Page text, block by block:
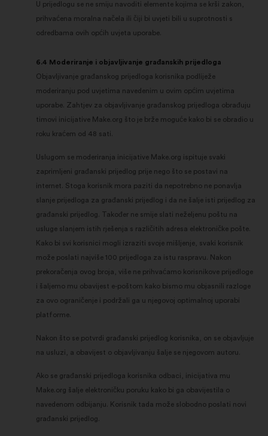
U prijedlogu se ne smiju navoditi elemente kojima se krši zakon,
prihvaćena moralna načela ili čiji bi uvjeti bili u suprotnosti s
odredbama ovih općih uvjeta uporabe.
6.4 Moderiranje i objavljivanje građanskih prijedloga
Objavljivanje građanskog prijedloga korisnika podliježe
moderiranju pod uvjetima navedenim u ovim općim uvjetima
uporabe. Zahtjev za objavljivanje građanskog prijedloga obrađuju
timovi inicijative Make.org što je brže moguće kako bi se obradio u
roku kraćem od 48 sati.
Uslugom se moderiranja inicijative Make.org ispituje svaki
zaprimljeni građanski prijedlog prije nego što se postavi na
internet. Stoga korisnik mora paziti da nepotrebno ne ponavlja
slanje prijedloga za građanski prijedlog i da ne šalje isti prijedlog za
građanski prijedlog. Također ne smije slati neželjenu poštu na
usluge slanjem istih rješenja s različitih adresa elektroničke pošte.
Kako bi svi korisnici mogli izraziti svoje mišljenje, svaki korisnik
može poslati najviše 100 prijedloga za istu raspravu. Nakon
prekoračenja ovog broja, više ne prihvaćamo korisnikove prijedloge
i šaljemo mu obavijest e-poštom kako bismo mu objasnili razloge
za ovo ograničenje i podržali ga u njegovoj optimalnoj uporabi
platforme.
Nakon što se potvrdi građanski prijedlog korisnika, on se objavljuje
na usluzi, a obavijest o objavljivanju šalje se njegovom autoru.
Ako se građanski prijedloga korisnika odbaci, inicijativa mu
Make.org šalje elektroničku poruku kako bi ga obavijestila o
navedenom odbijanju. Korisnik tada može slobodno poslati novi
građanski prijedlog.